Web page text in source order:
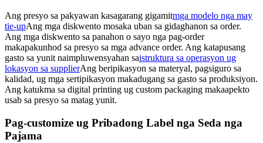
Ang presyo sa pakyawan kasagarang gigamitmga modelo nga may
tie-upAng mga diskwento mosaka uban sa gidaghanon sa order.
Ang mga diskwento sa panahon o sayo nga pag-order
makapakunhod sa presyo sa mga advance order. Ang katapusang
gasto sa yunit naimpluwensyahan saistruktura sa operasyon ug
lokasyon sa supplierAng beripikasyon sa materyal, pagsiguro sa
kalidad, ug mga sertipikasyon makadugang sa gasto sa produksiyon.
Ang katukma sa digital printing ug custom packaging makaapekto
usab sa presyo sa matag yunit.
Pag-customize ug Pribadong Label nga Seda nga
Pajama